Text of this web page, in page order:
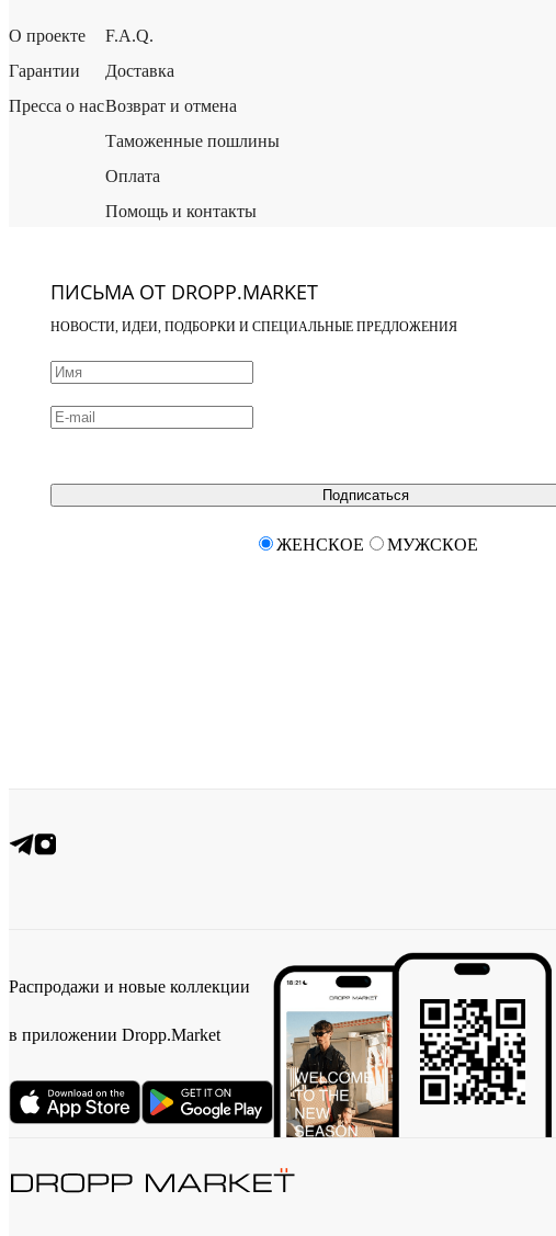
О проекте
Гарантии
Пресса о нас
F.A.Q.
Доставка
Возврат и отмена
Таможенные пошлины
Оплата
Помощь и контакты
ПИСЬМА ОТ DROPP.MARKET
НОВОСТИ, ИДЕИ, ПОДБОРКИ И СПЕЦИАЛЬНЫЕ ПРЕДЛОЖЕНИЯ
Подписаться
ЖЕНСКОЕ МУЖСКОЕ
Распродажи и новые коллекции
в приложении Dropp.Market